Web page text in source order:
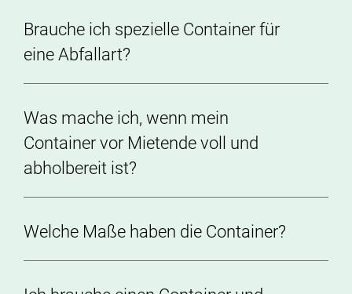
Brauche ich spezielle Container für
eine Abfallart?
Was mache ich, wenn mein
Container vor Mietende voll und
abholbereit ist?
Welche Maße haben die Container?